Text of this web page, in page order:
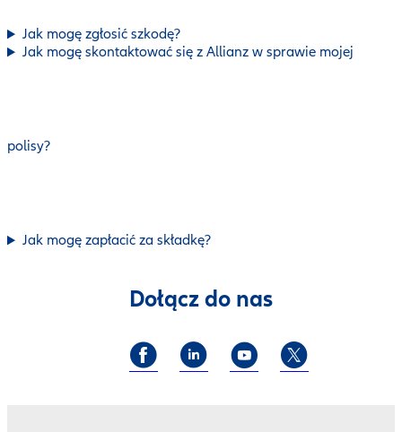
Jak mogę zgłosić szkodę?
Jak mogę skontaktować się z Allianz w sprawie mojej
polisy?
Jak mogę zapłacić za składkę?
Dołącz do nas